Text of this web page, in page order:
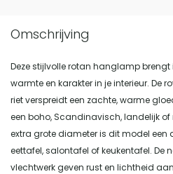
Deze stijlvolle rotan hanglamp
warmte en karakter in je interieur. De
riet verspreidt een zachte, warme
een boho, Scandinavisch, landelijk of
extra grote diameter is dit model een
eettafel, salontafel of keukentafel. De
vlechtwerk geven rust en lichtheid